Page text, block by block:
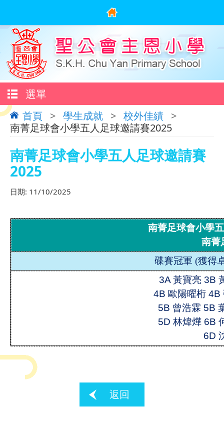
選單
首頁 > 學生成就 > 校外佳績 >
南菁足球會小學五人足球邀請賽2025
南菁足球會小學五人足球邀請賽
2025
日期: 11/10/2025
南菁足球會小學
南菁
碟賽冠軍 (獲得
3A 黃寶亮 3B
4B 歐陽曜桁 4B
5B 曾浩霖 5B
5D 林煒燁 6B
6D
返回